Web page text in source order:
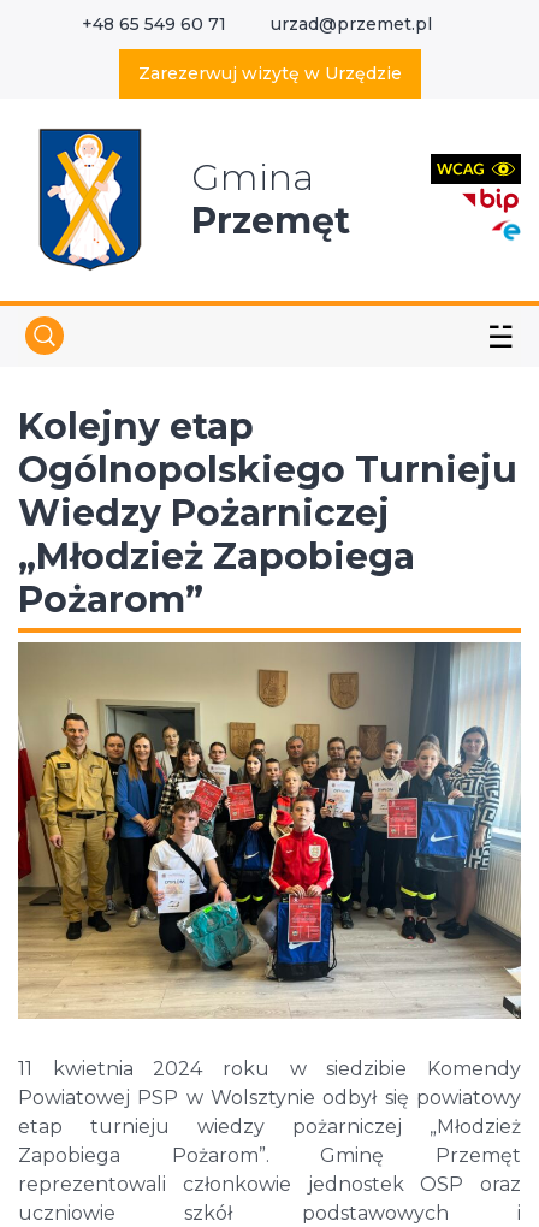
+48 65 549 60 71 urzad@przemet.pl
Zarezerwuj wizytę w Urzędzie
Gmina
Przemęt
☱
Kolejny etap
Ogólnopolskiego Turnieju
Wiedzy Pożarniczej
„Młodzież Zapobiega
Pożarom”
11 kwietnia 2024 roku w siedzibie Komendy
Powiatowej PSP w Wolsztynie odbył się powiatowy
etap turnieju wiedzy pożarniczej „Młodzież
Zapobiega Pożarom”. Gminę Przemęt
reprezentowali członkowie jednostek OSP oraz
uczniowie szkół podstawowych i
Wyszukaj w serwisie